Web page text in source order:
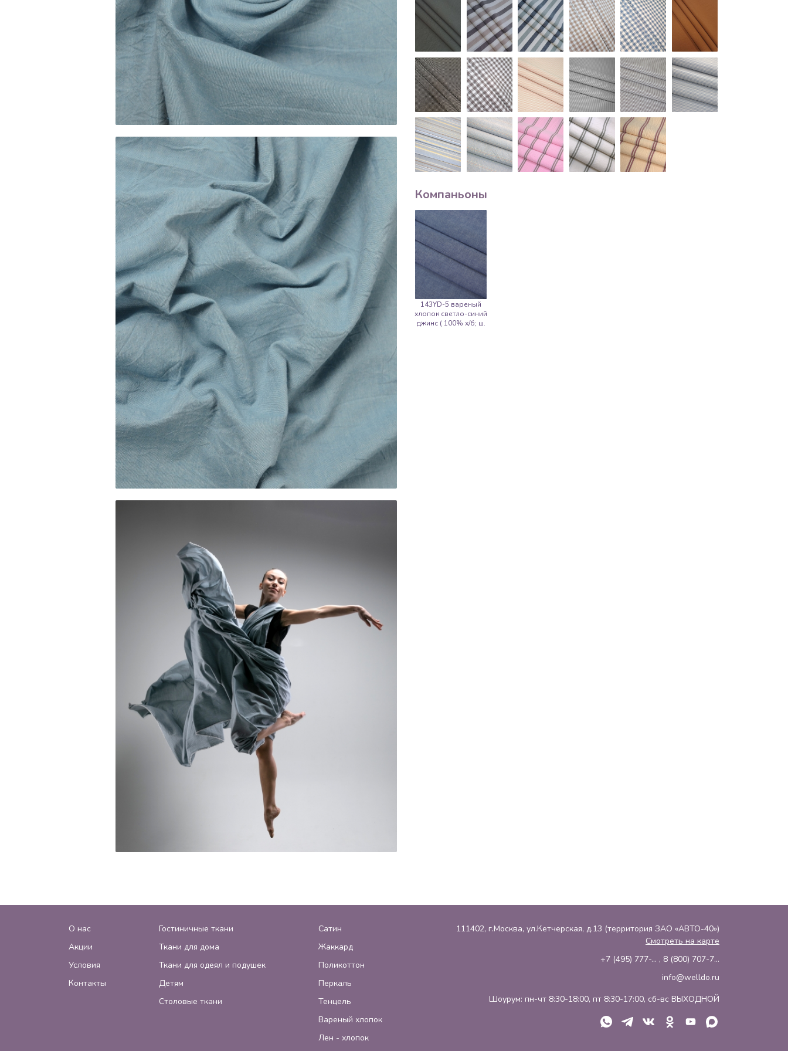
Компаньоны
143YD-5 вареный
хлопок светло-синий
джинс ( 100% х/б; ш.
О нас
Акции
Условия
Контакты
Гостиничные ткани
Ткани для дома
Ткани для одеял и подушек
Детям
Столовые ткани
Сатин
Жаккард
Поликоттон
Перкаль
Тенцель
Вареный хлопок
Лен - хлопок
111402, г.Москва, ул.Кетчерская, д.13 (территория ЗАО «АВТО-40»)
Смотреть на карте
+7 (495) 777-... , 8 (800) 707-7...
info@welldo.ru
Шоурум: пн-чт 8:30-18:00, пт 8:30-17:00, сб-вс ВЫХОДНОЙ